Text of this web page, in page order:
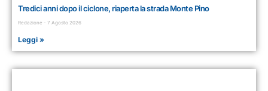
Tredici anni dopo il ciclone, riaperta la strada Monte Pino
Redazione 7 Agosto 2026
Leggi »